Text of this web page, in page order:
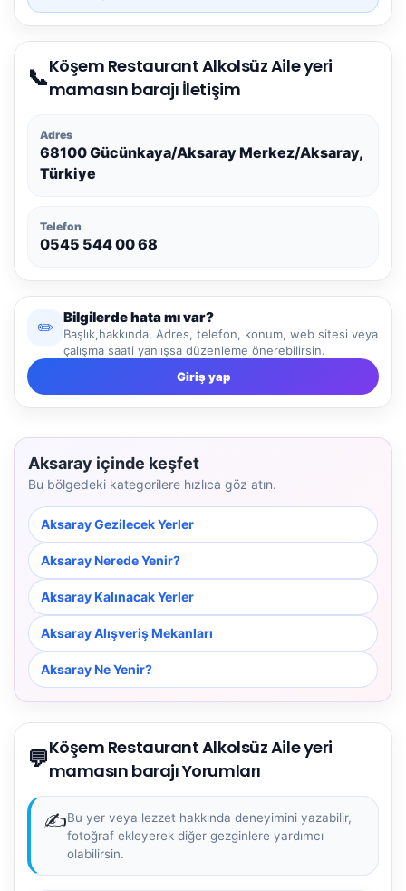
📞Köşem Restaurant Alkolsüz Aile yeri
mamasın barajı İletişim
Adres
68100 Gücünkaya/Aksaray Merkez/Aksaray,
Türkiye
Telefon
0545 544 00 68
✏️
Bilgilerde hata mı var?
Başlık,hakkında, Adres, telefon, konum, web sitesi veya
çalışma saati yanlışsa düzenleme önerebilirsin.
Giriş yap
Aksaray içinde keşfet
Bu bölgedeki kategorilere hızlıca göz atın.
Aksaray Gezilecek Yerler
Aksaray Nerede Yenir?
Aksaray Kalınacak Yerler
Aksaray Alışveriş Mekanları
Aksaray Ne Yenir?
💬Köşem Restaurant Alkolsüz Aile yeri
mamasın barajı Yorumları
✍️Bu yer veya lezzet hakkında deneyimini yazabilir,
fotoğraf ekleyerek diğer gezginlere yardımcı
olabilirsin.